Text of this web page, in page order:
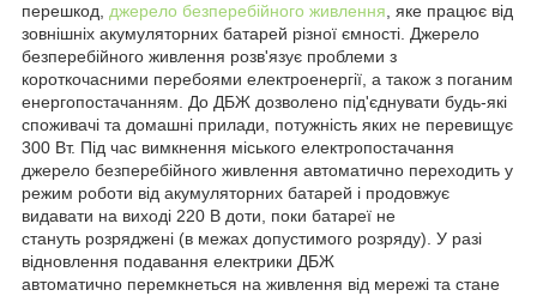
перешкод, джерело безперебійного живлення, яке працює від
зовнішніх акумуляторних батарей різної ємності. Джерело
безперебійного живлення розв'язує проблеми з
короткочасними перебоями електроенергії, а також з поганим
енергопостачанням. До ДБЖ дозволено під'єднувати будь-які
споживачі та домашні прилади, потужність яких не перевищує
300 Вт. Під час вимкнення міського електропостачання
джерело безперебійного живлення автоматично переходить у
режим роботи від акумуляторних батарей і продовжує
видавати на виході 220 В доти, поки батареї не
стануть розряджені (в межах допустимого розряду). У разі
відновлення подавання електрики ДБЖ
автоматично перемкнеться на живлення від мережі та стане